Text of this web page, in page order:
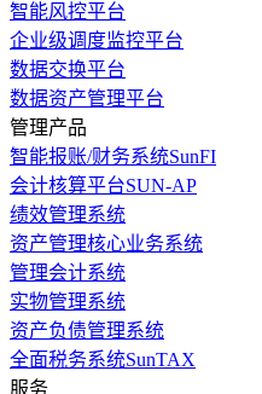
智能风控平台
企业级调度监控平台
数据交换平台
数据资产管理平台
管理产品
智能报账/财务系统SunFI
会计核算平台SUN-AP
绩效管理系统
资产管理核心业务系统
管理会计系统
实物管理系统
资产负债管理系统
全面税务系统SunTAX
服务